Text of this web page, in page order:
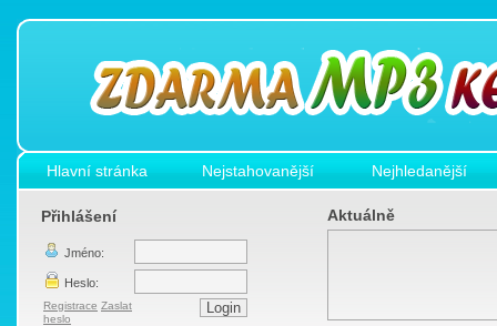
Hlavní stránka Nejstahovanější Nejhledanější
Přihlášení
Jméno:
Heslo:
Registrace Zaslat
heslo
Aktuálně